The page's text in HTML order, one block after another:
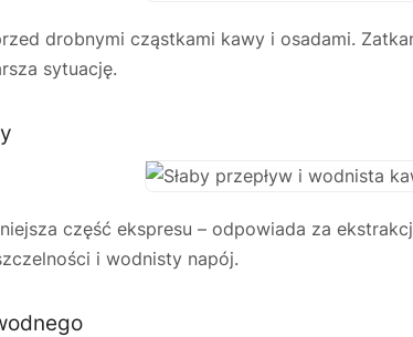
drobnymi cząstkami kawy i osadami.
sytuację.
część ekspresu – odpowiada za
i wodnisty napój.